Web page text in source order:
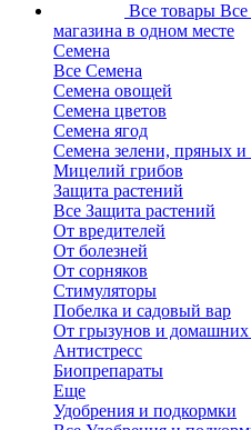
Все товары Все
магазина в одном месте
Семена
Все Семена
Семена овощей
Семена цветов
Семена ягод
Семена зелени, пряных и
Мицелий грибов
Защита растений
Все Защита растений
От вредителей
От болезней
От сорняков
Стимуляторы
Побелка и садовый вар
От грызунов и домашних
Антистресс
Биопрепараты
Еще
Удобрения и подкормки